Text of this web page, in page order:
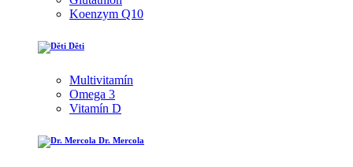
Koenzym Q10
Děti
Multivitamín
Omega 3
Vitamín D
Dr. Mercola